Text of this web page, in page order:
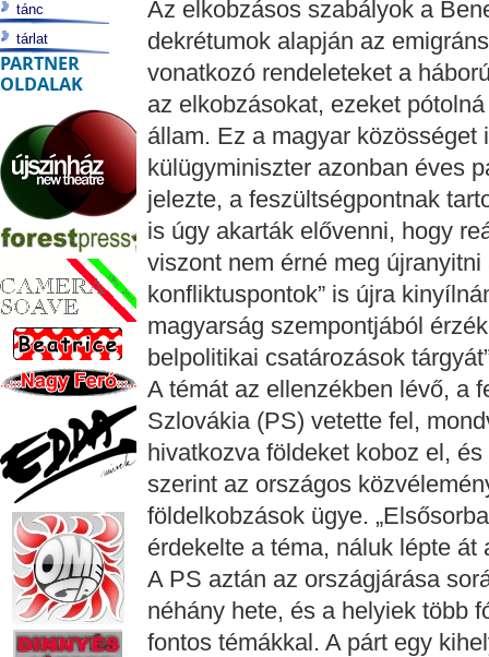
Az elkobzásos szabályok a
dekrétumok alapján az
vonatkozó rendeleteket a
az elkobzásokat, ezeket
állam. Ez a magyar
külügyminiszter azonban éves
jelezte, a feszültségpontnak
is úgy akarták elővenni, hogy
viszont nem érné meg
konfliktuspontok” is újra
magyarság szempontjából
belpolitikai csatározások
A témát az ellenzékben lévő, a
Szlovákia (PS) vetette fel,
hivatkozva földeket koboz el,
szerint az országos
földelkobzások ügye.
érdekelte a téma, náluk lépte át
A PS aztán az országjárása
néhány hete, és a helyiek több
fontos témákkal. A párt egy
tánc
tárlat
PARTNER
OLDALAK